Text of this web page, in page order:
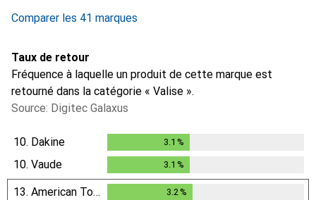
Comparer les 41 marques
Taux de retour
Fréquence à laquelle un produit de cette marque est
retourné dans la catégorie « Valise ».
Source: Digitec Galaxus
10. Dakine 3.1 %
10. Vaude 3.1 %
13. American Tourister 3.2 %